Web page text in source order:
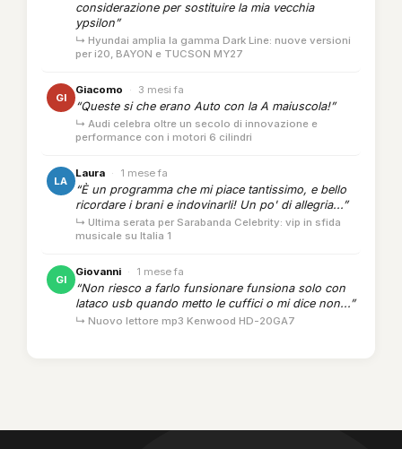
considerazione per sostituire la mia vecchia
ypsilon”
↳ Hyundai amplia la gamma Dark Line: nuove versioni
per i20, BAYON e TUCSON MY27
GI
Giacomo · 3 mesi fa
“Queste si che erano Auto con la A maiuscola!”
↳ Audi celebra oltre un secolo di innovazione e
performance con i motori 6 cilindri
LA
Laura · 1 mese fa
“È un programma che mi piace tantissimo, e bello
ricordare i brani e indovinarli! Un po' di allegria...”
↳ Ultima serata per Sarabanda Celebrity: vip in sfida
musicale su Italia 1
GI
Giovanni · 1 mese fa
“Non riesco a farlo funsionare funsiona solo con
lataco usb quando metto le cuffici o mi dice non...”
↳ Nuovo lettore mp3 Kenwood HD-20GA7